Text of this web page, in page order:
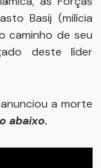
Basij (milícia
caminho de seu
deste líder
a morte
abaixo.